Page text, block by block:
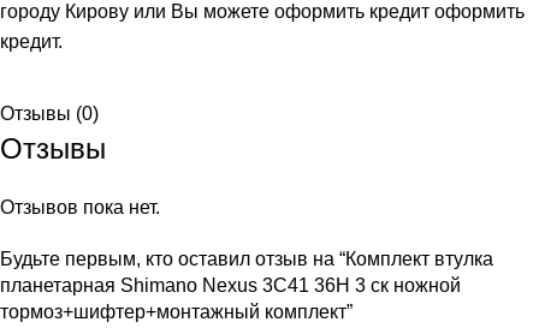
городу Кирову или Вы можете оформить кредит оформить
кредит.
Отзывы (0)
Отзывы
Отзывов пока нет.
Будьте первым, кто оставил отзыв на “Комплект втулка
планетарная Shimano Nexus 3C41 36H 3 ск ножной
тормоз+шифтер+монтажный комплект”